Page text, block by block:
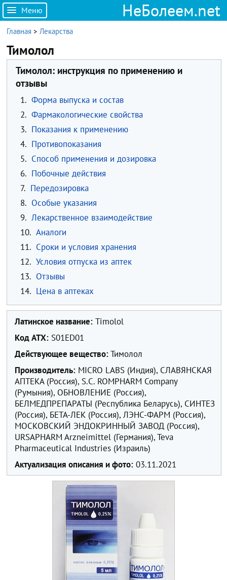
Меню НеБолеем.net
Главная >Лекарства
Тимолол
Тимолол: инструкция по применению и
отзывы
1. Форма выпуска и состав
2. Фармакологические свойства
3. Показания к применению
4. Противопоказания
5. Способ применения и дозировка
6. Побочные действия
7. Передозировка
8. Особые указания
9. Лекарственное взаимодействие
10. Аналоги
11. Сроки и условия хранения
12. Условия отпуска из аптек
13. Отзывы
14. Цена в аптеках
Латинское название: Timolol
Код ATX: S01ED01
Действующее вещество:Тимолол
Производитель: MICRO LABS (Индия), СЛАВЯНСКАЯ
АПТЕКА (Россия), S.C. ROMPHARM Company
(Румыния), ОБНОВЛЕНИЕ (Россия),
БЕЛМЕДПРЕПАРАТЫ (Республика Беларусь), СИНТЕЗ
(Россия), БЕТА-ЛЕК (Россия), ЛЭНС-ФАРМ (Россия),
МОСКОВСКИЙ ЭНДОКРИННЫЙ ЗАВОД (Россия),
URSAPHARM Arzneimittel (Германия), Teva
Pharmaceutical Industries (Израиль)
Актуализация описания и фото: 03.11.2021